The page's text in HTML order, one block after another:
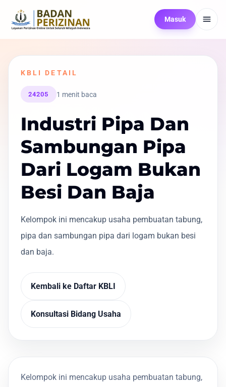
Masuk
KBLI DETAIL
24205 1 menit baca
Industri Pipa Dan
Sambungan Pipa
Dari Logam Bukan
Besi Dan Baja
Kelompok ini mencakup usaha pembuatan tabung,
pipa dan sambungan pipa dari logam bukan besi
dan baja.
Kembali ke Daftar KBLI
Konsultasi Bidang Usaha
Kelompok ini mencakup usaha pembuatan tabung,